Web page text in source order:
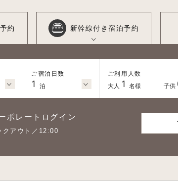
約 新幹線付き宿泊予約
ご宿泊日数
1 泊
ご利用人数
大人 1 名様 子供
ポレートログイン
クアウト／12:00